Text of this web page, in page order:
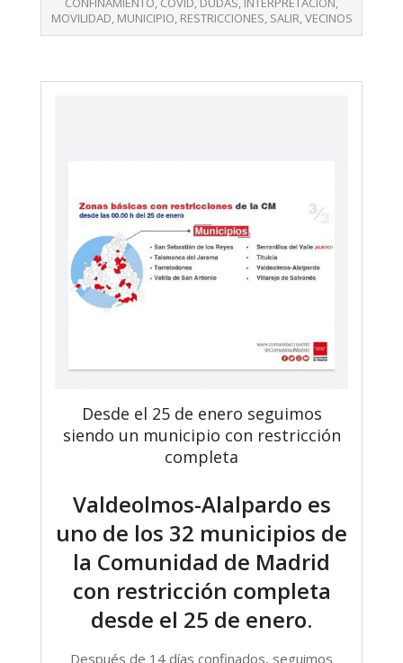
MOVILIDAD, MUNICIPIO, RESTRICCIONES, SALIR,VECINOS
Desde el 25 de enero seguimos
siendo un municipio con restricción
completa
Valdeolmos-Alalpardo es
uno de los 32 municipios de
la Comunidad de Madrid
con restricción completa
desde el 25 de enero.
Después de 14 días confinados, seguimos